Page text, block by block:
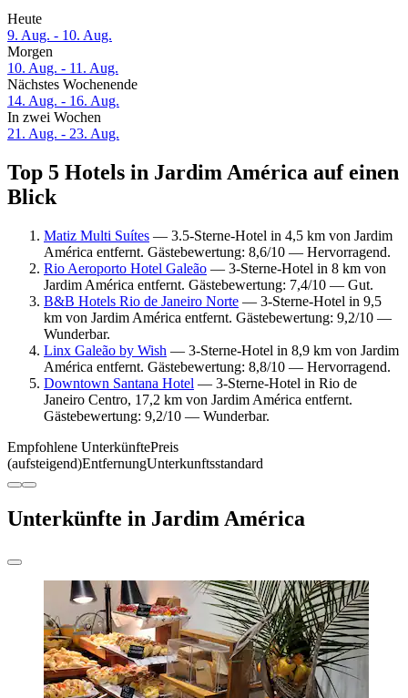
Heute
9. Aug. - 10. Aug.
Morgen
10. Aug. - 11. Aug.
Nächstes Wochenende
14. Aug. - 16. Aug.
In zwei Wochen
21. Aug. - 23. Aug.
Top 5 Hotels in Jardim América auf einen
Blick
Matiz Multi Suítes — 3.5-Sterne-Hotel in 4,5 km von Jardim
América entfernt. Gästebewertung: 8,6/10 — Hervorragend.
Rio Aeroporto Hotel Galeão — 3-Sterne-Hotel in 8 km von
Jardim América entfernt. Gästebewertung: 7,4/10 — Gut.
B&B Hotels Rio de Janeiro Norte — 3-Sterne-Hotel in 9,5
km von Jardim América entfernt. Gästebewertung: 9,2/10 —
Wunderbar.
Linx Galeão by Wish — 3-Sterne-Hotel in 8,9 km von Jardim
América entfernt. Gästebewertung: 8,8/10 — Hervorragend.
Downtown Santana Hotel — 3-Sterne-Hotel in Rio de
Janeiro Centro, 17,2 km von Jardim América entfernt.
Gästebewertung: 9,2/10 — Wunderbar.
Empfohlene UnterkünftePreis
(aufsteigend)EntfernungUnterkunftsstandard
Unterkünfte in Jardim América